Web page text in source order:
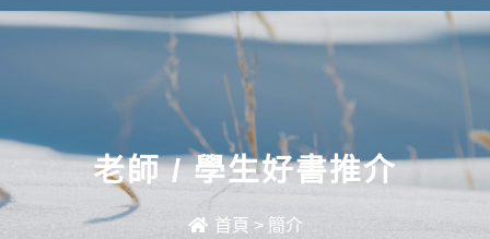
老師 / 學生好書推介
首頁 > 簡介